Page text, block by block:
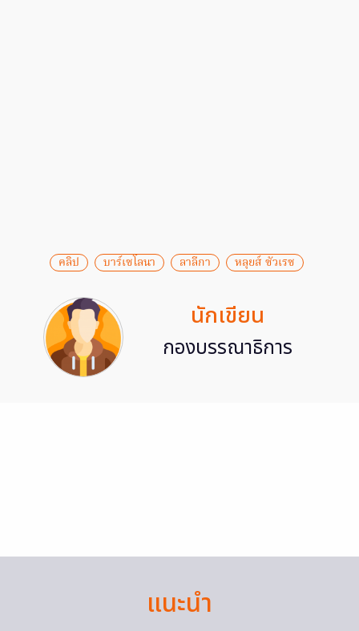
คลิป บาร์เซโลนา ลาลีกา หลุยส์ ซัวเรซ
นักเขียน
กองบรรณาธิการ
แนะนำ